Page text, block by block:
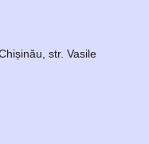
str. Vasile